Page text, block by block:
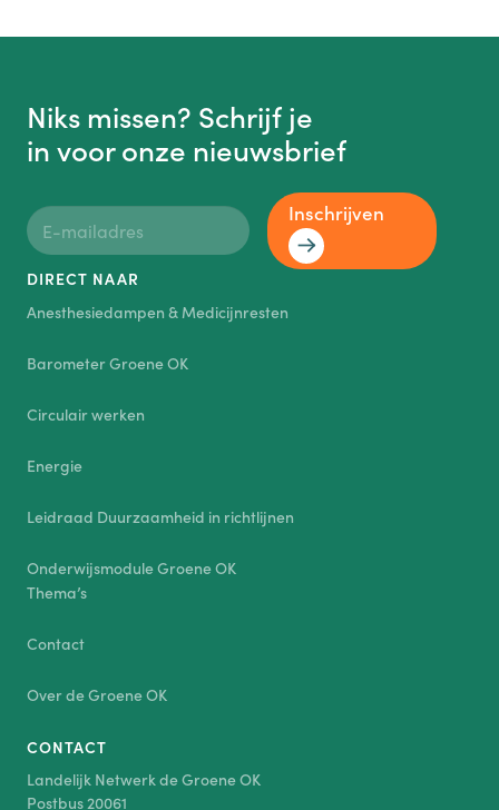
Niks missen? Schrijf je
in voor onze nieuwsbrief
Inschrijven
DIRECT NAAR
Anesthesiedampen & Medicijnresten
Barometer Groene OK
Circulair werken
Energie
Leidraad Duurzaamheid in richtlijnen
Onderwijsmodule Groene OK
Thema’s
Contact
Over de Groene OK
CONTACT
Landelijk Netwerk de Groene OK
Postbus 20061